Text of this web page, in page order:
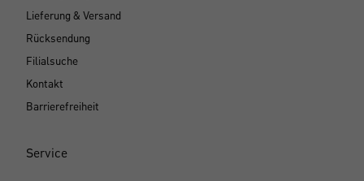
Lieferung & Versand
Rücksendung
Filialsuche
Kontakt
Barrierefreiheit
Service